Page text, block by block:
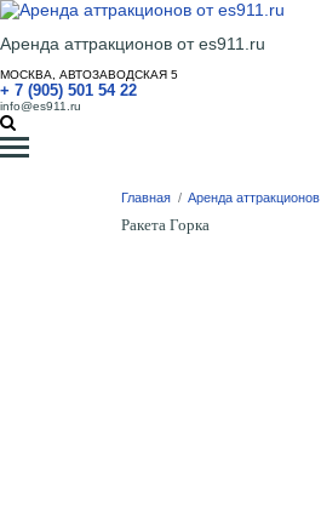
Аренда аттракционов от es911.ru
МОСКВА, АВТОЗАВОДСКАЯ 5
+ 7 (905) 501 54 22
info@es911.ru
Главная / Аренда аттракционов
Ракета Горка